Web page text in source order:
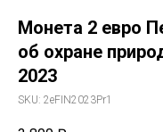
Монета 2 евро
об охране
2023
SKU: 2eFIN2023Pr1